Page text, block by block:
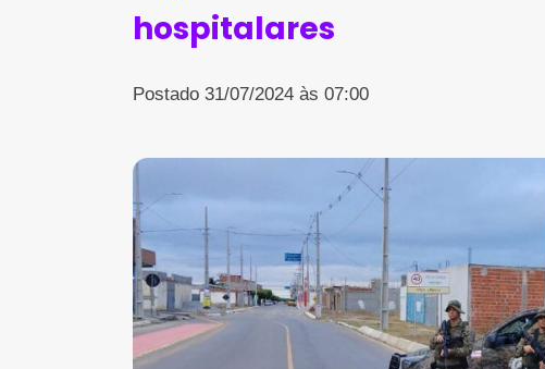
hospitalares
Postado 31/07/2024 às 07:00